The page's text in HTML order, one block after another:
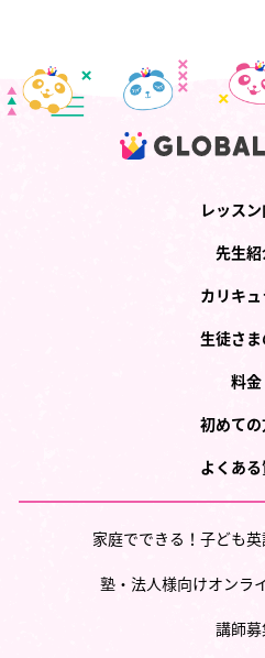
レッス
先生
カリキ
生徒さ
料金
初めて
よくあ
家庭でできる！子ども
塾・法人様向けオンラ
講師